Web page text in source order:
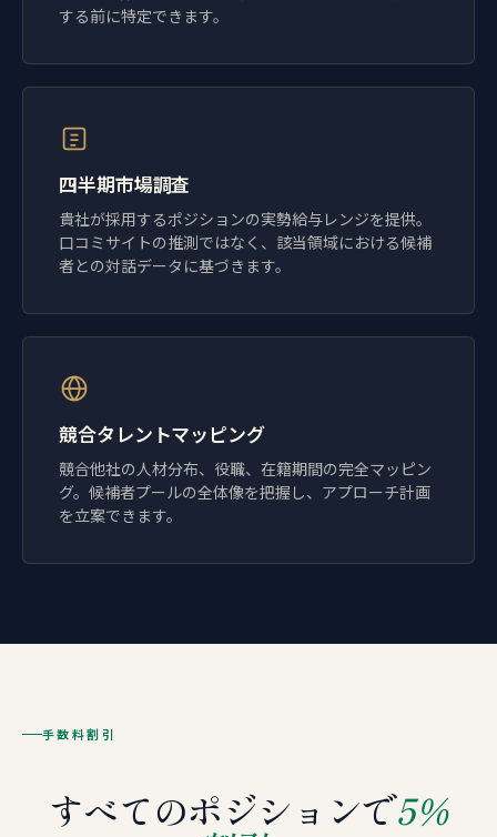
する前に特定できます。
四半期市場調査
貴社が採用するポジションの実勢給与レンジを提供。
口コミサイトの推測ではなく、該当領域における候補
者との対話データに基づきます。
競合タレントマッピング
競合他社の人材分布、役職、在籍期間の完全マッピン
グ。候補者プールの全体像を把握し、アプローチ計画
を立案できます。
手数料割引
すべてのポジションで5%